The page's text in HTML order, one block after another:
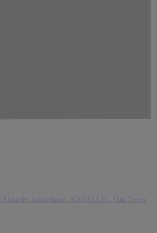
Aktuelle Ausstellung: ANIMALIA. Von Tieren